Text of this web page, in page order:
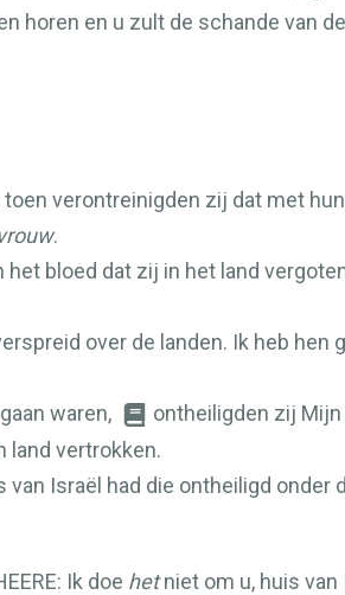
horen en u zult de schande van
verontreinigden zij dat met
.
bloed dat zij in het land
over de landen. Ik heb
waren,
ontheiligden zij
vertrokken.
Israël had die ontheiligd onder
: Ik doe hetniet om u, huis van